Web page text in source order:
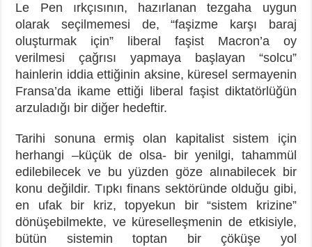
Le Pen ırkçısının, hazırlanan tezgaha uygun
olarak seçilmemesi de, “faşizme karşı baraj
oluşturmak için” liberal faşist Macron’a oy
verilmesi çağrısı yapmaya başlayan “solcu”
hainlerin iddia ettiğinin aksine, küresel sermayenin
Fransa’da ikame ettiği liberal faşist diktatörlüğün
arzuladığı bir diğer hedeftir.
Tarihi sonuna ermiş olan kapitalist sistem için
herhangi –küçük de olsa- bir yenilgi, tahammül
edilebilecek ve bu yüzden göze alınabilecek bir
konu değildir. Tıpkı finans sektöründe olduğu gibi,
en ufak bir kriz, topyekun bir “sistem krizine”
dönüşebilmekte, ve küreselleşmenin de etkisiyle,
bütün sistemin toptan bir çöküşe yol